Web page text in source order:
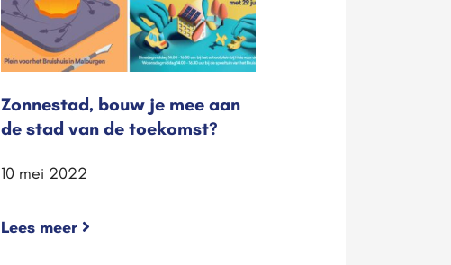
Zonnestad, bouw je mee aan
de stad van de toekomst?
10 mei 2022
Lees meer